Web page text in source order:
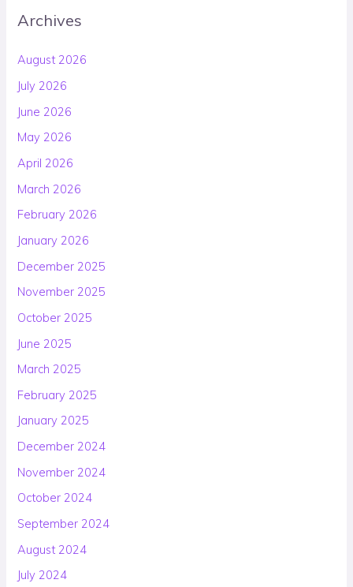
Archives
August 2026
July 2026
June 2026
May 2026
April 2026
March 2026
February 2026
January 2026
December 2025
November 2025
October 2025
June 2025
March 2025
February 2025
January 2025
December 2024
November 2024
October 2024
September 2024
August 2024
July 2024